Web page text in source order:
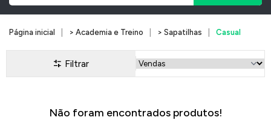
Página inicial > Academia e Treino > Sapatilhas Casual
Filtrar
Não foram encontrados produtos!